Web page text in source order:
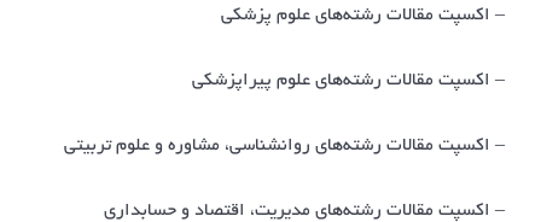
– اکسپت مقالات رشته‌های علوم پزشکی
– اکسپت مقالات رشته‌های علوم پیراپزشکی
– اکسپت مقالات رشته‌های روانشناسی، مشاوره و علوم تربیتی
– اکسپت مقالات رشته‌های مدیریت، اقتصاد و حسابداری